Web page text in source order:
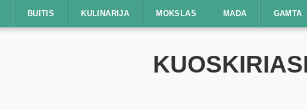
BUITIS KULINARIJA MOKSLAS MADA GAMTA